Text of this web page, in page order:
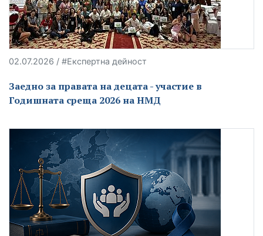
02.07.2026 / #Експертна дейност
Заедно за правата на децата - участие в
Годишната среща 2026 на НМД